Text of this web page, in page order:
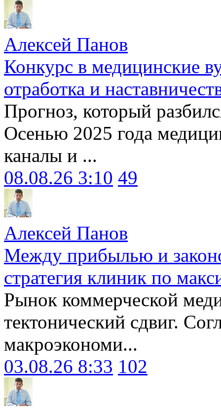
Алексей Панов
Конкурс в медицинские
отработка и
Прогноз, который
Осенью 2025 года
каналы и ...
08.08.26 3:10 49
Алексей Панов
Между прибылью и
стратегия клиник по
Рынок коммерческой
тектонический сдвиг.
макроэкономи...
03.08.26 8:33 102